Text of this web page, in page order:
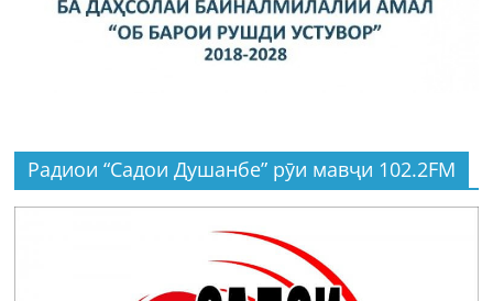
Радиои “Садои Душанбе” рӯи мавҷи 102.2FM